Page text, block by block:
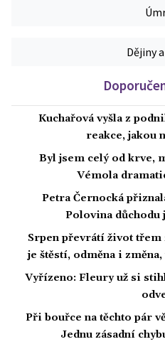
Dějiny
Kuchařová vyšla z
reakce, jakou
Byl jsem celý od krve,
Vémola
Petra Černocká
Polovina důchodu
Srpen převrátí život třem
je štěstí, odměna i
Vyřízeno: Fleury už si
Při bouřce na těchto pár
Jednu zásadní